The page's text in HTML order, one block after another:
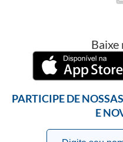
Baixe
PARTICIPE DE
E